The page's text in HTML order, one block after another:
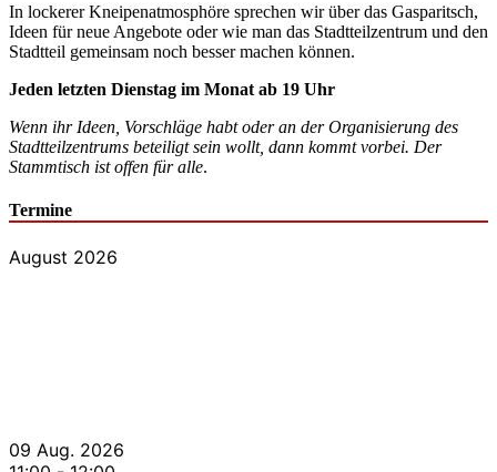
In lockerer Kneipenatmosphöre sprechen wir über das Gasparitsch,
Ideen für neue Angebote oder wie man das Stadtteilzentrum und den
Stadtteil gemeinsam noch besser machen können.
Jeden letzten Dienstag im Monat ab 19 Uhr
Wenn ihr Ideen, Vorschläge habt oder an der Organisierung des
Stadtteilzentrums beteiligt sein wollt, dann kommt vorbei. Der
Stammtisch ist offen für alle.
Termine
August 2026
09 Aug. 2026